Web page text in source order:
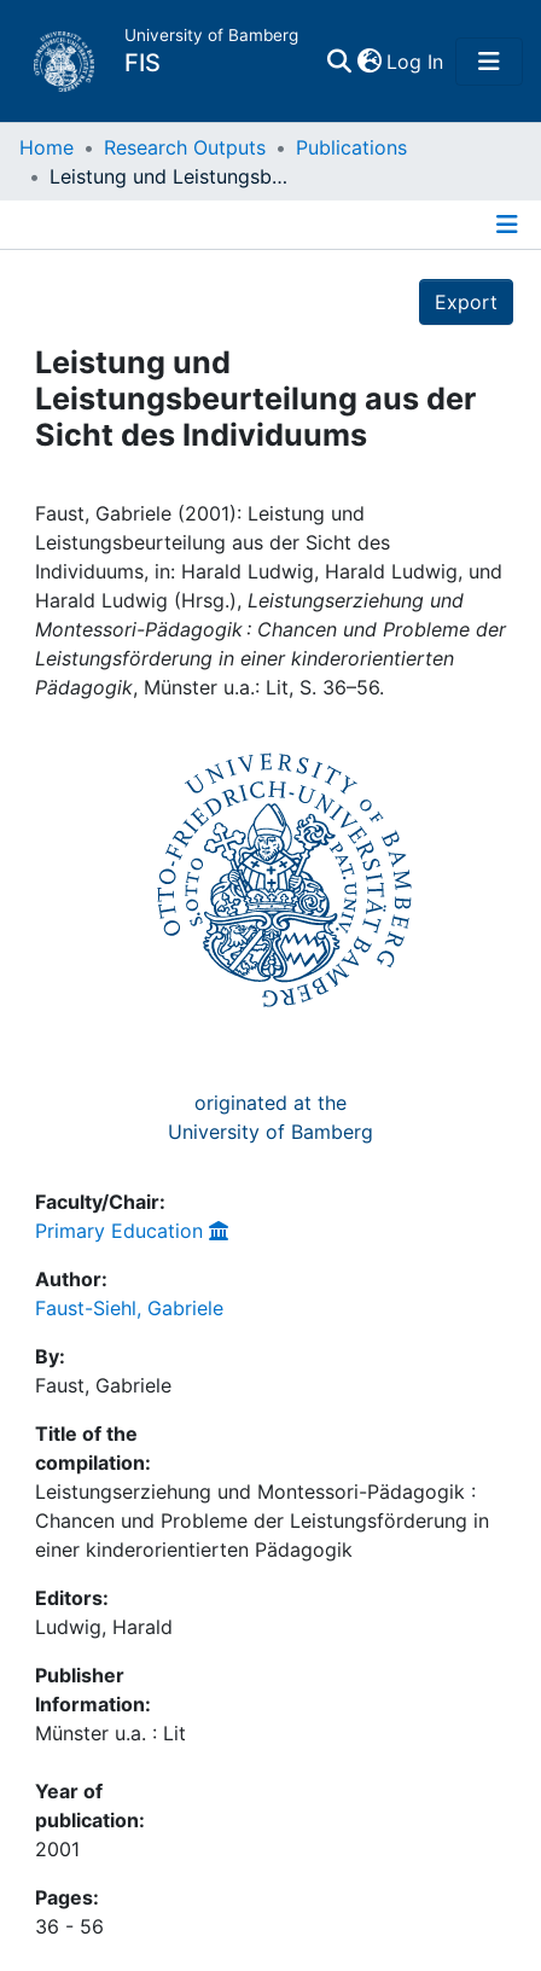
University of Bamberg
FIS Log In(current)
Home
Projects
People
Awards
My FIS
Help
Home Research Outputs
Publications
Leistung und Leistungsbeurteilung aus der Sicht des Individuums
Export
Leistung und
Leistungsbeurteilung aus der
Sicht des Individuums
Faust, Gabriele (2001): Leistung und
Leistungsbeurteilung aus der Sicht des
Individuums, in: Harald Ludwig, Harald Ludwig, und
Harald Ludwig (Hrsg.), Leistungserziehung und
Montessori-Pädagogik : Chancen und Probleme der
Leistungsförderung in einer kinderorientierten
Pädagogik, Münster u.a.: Lit, S. 36–56.
originated at the
University of Bamberg
Faculty/Chair:
Primary Education
Author:
Faust-Siehl, Gabriele
By:
Faust, Gabriele
Title of the
compilation:
Leistungserziehung und Montessori-Pädagogik :
Chancen und Probleme der Leistungsförderung in
einer kinderorientierten Pädagogik
Editors:
Ludwig, Harald
Publisher
Information:
Münster u.a. : Lit
Year of
publication:
2001
Pages:
36 - 56